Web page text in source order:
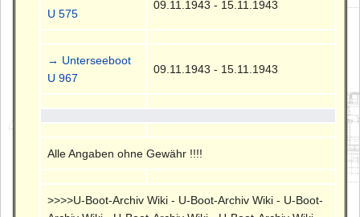
U 575
09.11.1943 - 15.11.1943
→ Unterseeboot
U 967
09.11.1943 - 15.11.1943
Alle Angaben ohne Gewähr !!!!
>>>>U-Boot-Archiv Wiki - U-Boot-Archiv Wiki - U-Boot-